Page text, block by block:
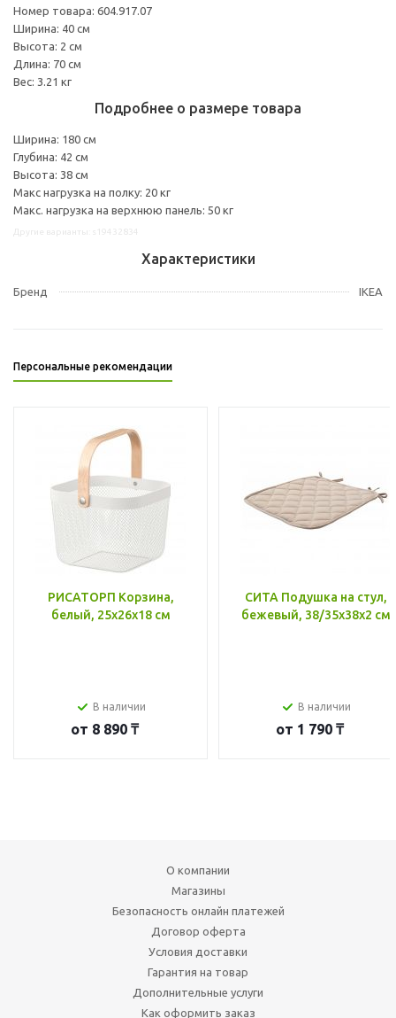
Номер товара: 604.917.07
Ширина: 40 см
Высота: 2 см
Длина: 70 см
Вес: 3.21 кг
Подробнее о размере товара
Ширина: 180 см
Глубина: 42 см
Высота: 38 см
Макс нагрузка на полку: 20 кг
Макс. нагрузка на верхнюю панель: 50 кг
Характеристики
Бренд IKEA
Персональные рекомендации
РИСАТОРП Корзина,
белый, 25x26x18 см
В наличии
от 8 890 ₸
СИТА Подушка на стул,
бежевый, 38/35x38x2 см
В наличии
от 1 790 ₸
О компании
Магазины
Безопасность онлайн платежей
Договор оферта
Условия доставки
Гарантия на товар
Дополнительные услуги
Как оформить заказ